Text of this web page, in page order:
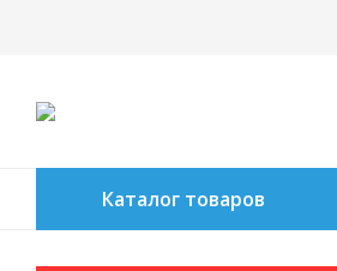
Каталог товаров